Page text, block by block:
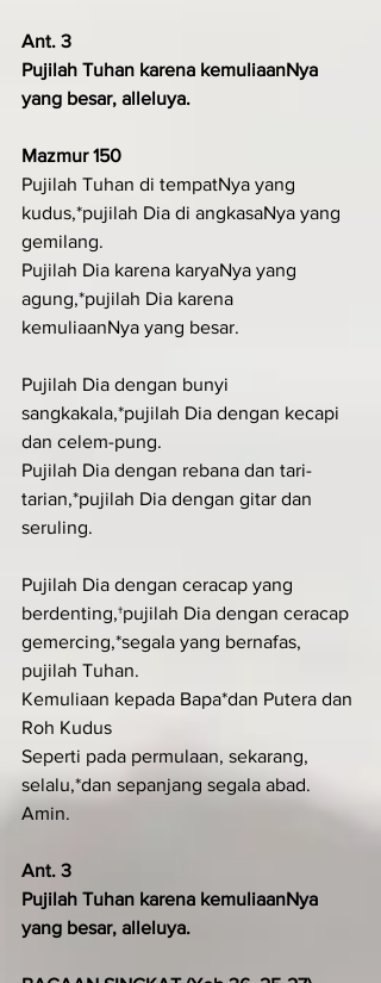
Ant. 3
Pujilah Tuhan karena kemuliaanNya
yang besar, alleluya.
Mazmur 150
Pujilah Tuhan di tempatNya yang
kudus,*pujilah Dia di angkasaNya yang
gemilang.
Pujilah Dia karena karyaNya yang
agung,*pujilah Dia karena
kemuliaanNya yang besar.
Pujilah Dia dengan bunyi
sangkakala,*pujilah Dia dengan kecapi
dan celem-pung.
Pujilah Dia dengan rebana dan tari-
tarian,*pujilah Dia dengan gitar dan
seruling.
Pujilah Dia dengan ceracap yang
berdenting,†pujilah Dia dengan ceracap
gemercing,*segala yang bernafas,
pujilah Tuhan.
Kemuliaan kepada Bapa*dan Putera dan
Roh Kudus
Seperti pada permulaan, sekarang,
selalu,*dan sepanjang segala abad.
Amin.
Ant. 3
Pujilah Tuhan karena kemuliaanNya
yang besar, alleluya.